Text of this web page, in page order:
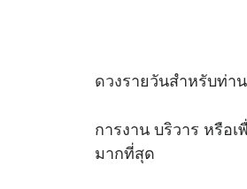
ดวงรายวันสำหรับท่า
การงาน บริวาร หรือ
มากที่สุด